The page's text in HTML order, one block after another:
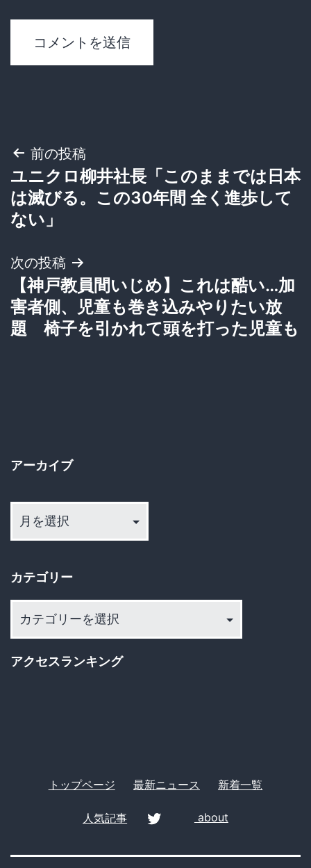
投
稿
ナ
ビ
ゲ
ー
前の投稿
ユニクロ柳井社長「このままでは日本
は滅びる。この30年間 全く進歩して
ない」
次の投稿
【神戸教員間いじめ】これは酷い…加
害者側、児童も巻き込みやりたい放
題 椅子を引かれて頭を打った児童も
アーカイブ
カ
ブ
カテゴリー
リ
アクセスランキング
トップページ 最新ニュース 新着一覧
人気記事 about